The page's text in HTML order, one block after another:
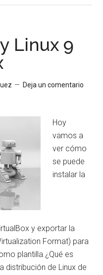
Linux 9
Deja un comentario
Hoy
vamos a
ver cómo
se puede
instalar la
y exportar la
Format) para
plantilla.¿Qué es
distribución de Linux de